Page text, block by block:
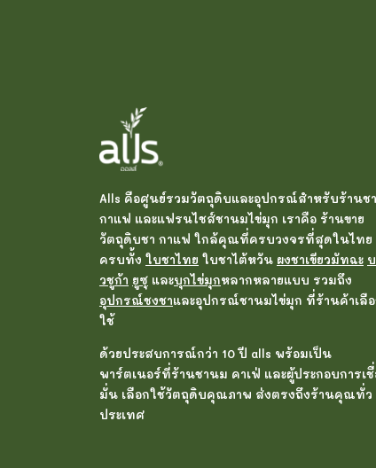
Alls คือศูนย์รวมวัตถุดิบและอุปกรณ์สำหรับร้านชา
กาแฟ และแฟรนไชส์ชานมไข่มุก เราคือ ร้านขาย
วัตถุดิบชา กาแฟ ใกล้คุณที่ครบวงจรที่สุดในไทย
ครบทั้ง ใบชาไทย ใบชาไต้หวัน ผงชาเขียวมัทฉะ
วชูก้า ยูซุ และบุกไข่มุกหลากหลายแบบ รวมถึง
อุปกรณ์ชงชาและอุปกรณ์ชานมไข่มุก ที่ร้านค้าเลื
ใช้
ด้วยประสบการณ์กว่า 10 ปี alls พร้อมเป็น
พาร์ตเนอร์ที่ร้านชานม คาเฟ่ และผู้ประกอบการเชื่
มั่น เลือกใช้วัตถุดิบคุณภาพ ส่งตรงถึงร้านคุณทั่ว
ประเทศ